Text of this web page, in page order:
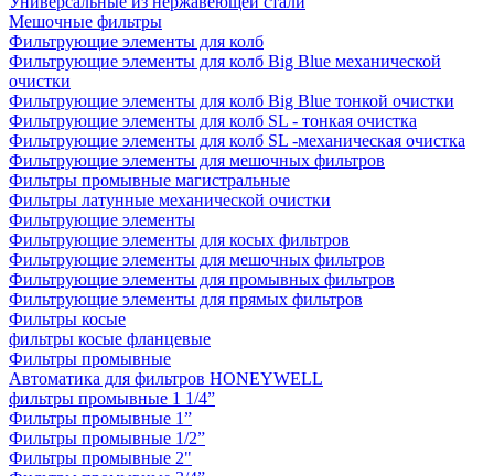
Мешочные фильтры
Фильтрующие элементы для колб
Фильтрующие элементы для колб Big Blue механической
очистки
Фильтрующие элементы для колб Big Blue тонкой очистки
Фильтрующие элементы для колб SL - тонкая очистка
Фильтрующие элементы для колб SL -механическая очистка
Фильтрующие элементы для мешочных фильтров
Фильтры промывные магистральные
Фильтры латунные механической очистки
Фильтрующие элементы
Фильтрующие элементы для косых фильтров
Фильтрующие элементы для мешочных фильтров
Фильтрующие элементы для промывных фильтров
Фильтрующие элементы для прямых фильтров
Фильтры косые
фильтры косые фланцевые
Фильтры промывные
Автоматика для фильтров HONEYWELL
фильтры промывные 1 1/4”
Фильтры промывные 1”
Фильтры промывные 1/2”
Фильтры промывные 2"